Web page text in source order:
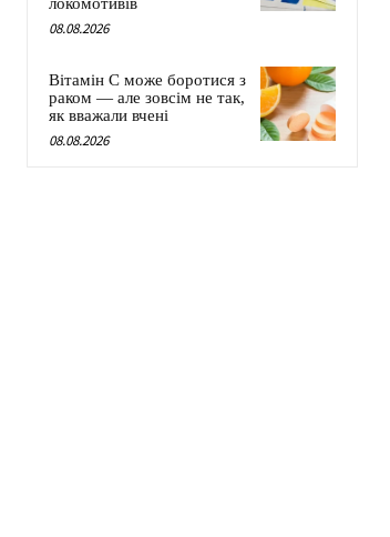
08.08.2026
Вітамін C може боротися з
раком — але зовсім не так,
як вважали вчені
08.08.2026